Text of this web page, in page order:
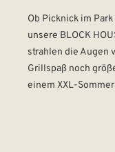
Ob Picknick im
unsere BLOCK
strahlen die Augen
Grillspaß noch
einem XXL-